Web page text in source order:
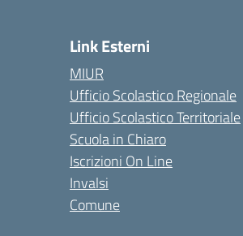
Link Esterni
MIUR
Ufficio Scolastico Regionale
Ufficio Scolastico Territoriale
Scuola in Chiaro
Iscrizioni On Line
Invalsi
Comune